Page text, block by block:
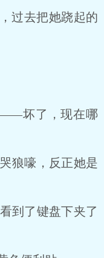
过去把她跷起的
坏了，现在哪
狼嚎，反正她是
了键盘下夹了